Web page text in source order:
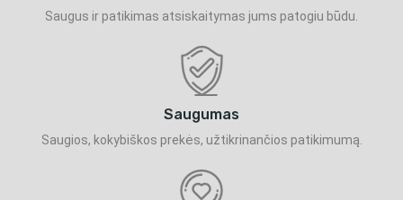
Saugus ir patikimas atsiskaitymas jums patogiu būdu.
Saugumas
Saugios, kokybiškos prekės, užtikrinančios patikimumą.